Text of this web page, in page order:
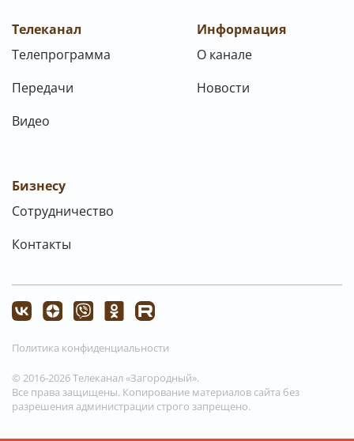
Телеканал
Телепрограмма
Передачи
Видео
Информация
О канале
Новости
Бизнесу
Сотрудничество
Контакты
© 2016-2026 Телеканал «Загородный».
Все права защищены. Копирование материалов сайта без
разрешения администрации строго запрещено.
Политика конфиденциальности